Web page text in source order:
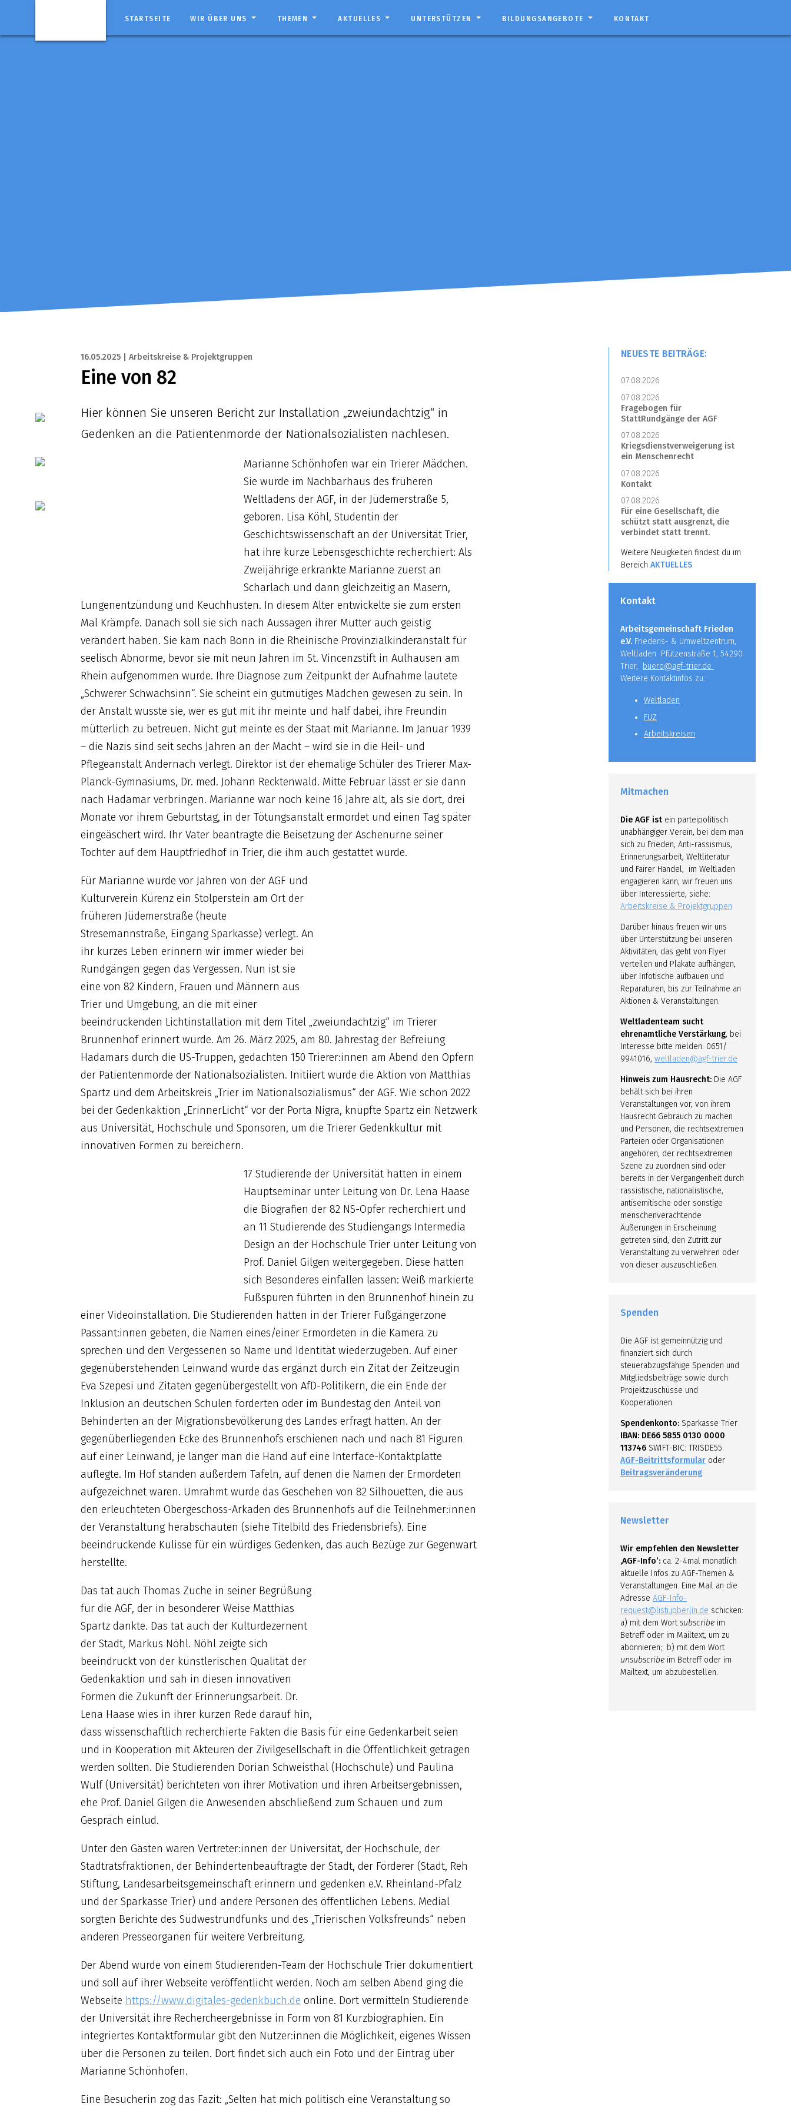
STARTSEITE WIR ÜBER UNS THEMEN AKTUELLES UNTERSTÜTZEN BILDUNGSANGEBOTE KONTAKT
16.05.2025 | Arbeitskreise & Projektgruppen
Eine von 82
Hier können Sie unseren Bericht zur Installation „zweiundachtzig“ in
Gedenken an die Patientenmorde der Nationalsozialisten nachlesen.
Marianne Schönhofen war ein Trierer Mädchen.
Sie wurde im Nachbarhaus des früheren
Weltladens der AGF, in der Jüdemerstraße 5,
geboren. Lisa Köhl, Studentin der
Geschichtswissenschaft an der Universität Trier,
hat ihre kurze Lebensgeschichte recherchiert: Als
Zweijährige erkrankte Marianne zuerst an
Scharlach und dann gleichzeitig an Masern,
Lungenentzündung und Keuchhusten. In diesem Alter entwickelte sie zum ersten
Mal Krämpfe. Danach soll sie sich nach Aussagen ihrer Mutter auch geistig
verändert haben. Sie kam nach Bonn in die Rheinische Provinzialkinderanstalt für
seelisch Abnorme, bevor sie mit neun Jahren im St. Vincenzstift in Aulhausen am
Rhein aufgenommen wurde. Ihre Diagnose zum Zeitpunkt der Aufnahme lautete
„Schwerer Schwachsinn“. Sie scheint ein gutmütiges Mädchen gewesen zu sein. In
der Anstalt wusste sie, wer es gut mit ihr meinte und half dabei, ihre Freundin
mütterlich zu betreuen. Nicht gut meinte es der Staat mit Marianne. Im Januar 1939
– die Nazis sind seit sechs Jahren an der Macht – wird sie in die Heil- und
Pflegeanstalt Andernach verlegt. Direktor ist der ehemalige Schüler des Trierer Max-
Planck-Gymnasiums, Dr. med. Johann Recktenwald. Mitte Februar lässt er sie dann
nach Hadamar verbringen. Marianne war noch keine 16 Jahre alt, als sie dort, drei
Monate vor ihrem Geburtstag, in der Tötungsanstalt ermordet und einen Tag später
eingeäschert wird. Ihr Vater beantragte die Beisetzung der Aschenurne seiner
Tochter auf dem Hauptfriedhof in Trier, die ihm auch gestattet wurde.
Für Marianne wurde vor Jahren von der AGF und
Kulturverein Kürenz ein Stolperstein am Ort der
früheren Jüdemerstraße (heute
Stresemannstraße, Eingang Sparkasse) verlegt. An
ihr kurzes Leben erinnern wir immer wieder bei
Rundgängen gegen das Vergessen. Nun ist sie
eine von 82 Kindern, Frauen und Männern aus
Trier und Umgebung, an die mit einer
beeindruckenden Lichtinstallation mit dem Titel „zweiundachtzig“ im Trierer
Brunnenhof erinnert wurde. Am 26. März 2025, am 80. Jahrestag der Befreiung
Hadamars durch die US-Truppen, gedachten 150 Trierer:innen am Abend den Opfern
der Patientenmorde der Nationalsozialisten. Initiiert wurde die Aktion von Matthias
Spartz und dem Arbeitskreis „Trier im Nationalsozialismus“ der AGF. Wie schon 2022
bei der Gedenkaktion „ErinnerLicht“ vor der Porta Nigra, knüpfte Spartz ein Netzwerk
aus Universität, Hochschule und Sponsoren, um die Trierer Gedenkkultur mit
innovativen Formen zu bereichern.
17 Studierende der Universität hatten in einem
Hauptseminar unter Leitung von Dr. Lena Haase
die Biografien der 82 NS-Opfer recherchiert und
an 11 Studierende des Studiengangs Intermedia
Design an der Hochschule Trier unter Leitung von
Prof. Daniel Gilgen weitergegeben. Diese hatten
sich Besonderes einfallen lassen: Weiß markierte
Fußspuren führten in den Brunnenhof hinein zu
einer Videoinstallation. Die Studierenden hatten in der Trierer Fußgängerzone
Passant:innen gebeten, die Namen eines/einer Ermordeten in die Kamera zu
sprechen und den Vergessenen so Name und Identität wiederzugeben. Auf einer
gegenüberstehenden Leinwand wurde das ergänzt durch ein Zitat der Zeitzeugin
Eva Szepesi und Zitaten gegenübergestellt von AfD-Politikern, die ein Ende der
Inklusion an deutschen Schulen forderten oder im Bundestag den Anteil von
Behinderten an der Migrationsbevölkerung des Landes erfragt hatten. An der
gegenüberliegenden Ecke des Brunnenhofs erschienen nach und nach 81 Figuren
auf einer Leinwand, je länger man die Hand auf eine Interface-Kontaktplatte
auflegte. Im Hof standen außerdem Tafeln, auf denen die Namen der Ermordeten
aufgezeichnet waren. Umrahmt wurde das Geschehen von 82 Silhouetten, die aus
den erleuchteten Obergeschoss-Arkaden des Brunnenhofs auf die Teilnehmer:innen
der Veranstaltung herabschauten (siehe Titelbild des Friedensbriefs). Eine
beeindruckende Kulisse für ein würdiges Gedenken, das auch Bezüge zur Gegenwart
herstellte.
Das tat auch Thomas Zuche in seiner Begrüßung
für die AGF, der in besonderer Weise Matthias
Spartz dankte. Das tat auch der Kulturdezernent
der Stadt, Markus Nöhl. Nöhl zeigte sich
beeindruckt von der künstlerischen Qualität der
Gedenkaktion und sah in diesen innovativen
Formen die Zukunft der Erinnerungsarbeit. Dr.
Lena Haase wies in ihrer kurzen Rede darauf hin,
dass wissenschaftlich recherchierte Fakten die Basis für eine Gedenkarbeit seien
und in Kooperation mit Akteuren der Zivilgesellschaft in die Öffentlichkeit getragen
werden sollten. Die Studierenden Dorian Schweisthal (Hochschule) und Paulina
Wulf (Universität) berichteten von ihrer Motivation und ihren Arbeitsergebnissen,
ehe Prof. Daniel Gilgen die Anwesenden abschließend zum Schauen und zum
Gespräch einlud.
Unter den Gästen waren Vertreter:innen der Universität, der Hochschule, der
Stadtratsfraktionen, der Behindertenbeauftragte der Stadt, der Förderer (Stadt, Reh
Stiftung, Landesarbeitsgemeinschaft erinnern und gedenken e.V. Rheinland-Pfalz
und der Sparkasse Trier) und andere Personen des öffentlichen Lebens. Medial
sorgten Berichte des Südwestrundfunks und des „Trierischen Volksfreunds“ neben
anderen Presseorganen für weitere Verbreitung.
Der Abend wurde von einem Studierenden-Team der Hochschule Trier dokumentiert
und soll auf ihrer Webseite veröffentlicht werden. Noch am selben Abend ging die
Webseite https://www.digitales-gedenkbuch.de online. Dort vermitteln Studierende
der Universität ihre Rechercheergebnisse in Form von 81 Kurzbiographien. Ein
integriertes Kontaktformular gibt den Nutzer:innen die Möglichkeit, eigenes Wissen
über die Personen zu teilen. Dort findet sich auch ein Foto und der Eintrag über
Marianne Schönhofen.
Eine Besucherin zog das Fazit: „Selten hat mich politisch eine Veranstaltung so
NEUESTE BEITRÄGE:
07.08.2026
07.08.2026
Fragebogen für
StattRundgänge der AGF
07.08.2026
Kriegsdienstverweigerung ist
ein Menschenrecht
07.08.2026
Kontakt
07.08.2026
Für eine Gesellschaft, die
schützt statt ausgrenzt, die
verbindet statt trennt.
Weitere Neuigkeiten findest du im
Bereich AKTUELLES
Kontakt
Arbeitsgemeinschaft Frieden
e.V. Friedens- & Umweltzentrum,
Weltladen Pfützenstraße 1, 54290
Trier,
buero@agf-trier.de
Weitere Kontaktinfos zu:
Weltladen
FUZ
Arbeitskreisen
Mitmachen
Die AGF ist ein parteipolitisch
unabhängiger Verein, bei dem man
sich zu Frieden, Anti-rassismus,
Erinnerungsarbeit, Weltliteratur
und Fairer Handel, im Weltladen
engagieren kann, wir freuen uns
über Interessierte, siehe:
Arbeitskreise & Projektgruppen
Darüber hinaus freuen wir uns
über Unterstützung bei unseren
Aktivitäten, das geht von Flyer
verteilen und Plakate aufhängen,
über Infotische aufbauen und
Reparaturen, bis zur Teilnahme an
Aktionen & Veranstaltungen.
Weltladenteam sucht
ehrenamtliche Verstärkung, bei
Interesse bitte melden: 0651/
9941016, weltladen@agf-trier.de
Hinweis zum Hausrecht: Die AGF
behält sich bei ihren
Veranstaltungen vor, von ihrem
Hausrecht Gebrauch zu machen
und Personen, die rechtsextremen
Parteien oder Organisationen
angehören, der rechtsextremen
Szene zu zuordnen sind oder
bereits in der Vergangenheit durch
rassistische, nationalistische,
antisemitische oder sonstige
menschenverachtende
Äußerungen in Erscheinung
getreten sind, den Zutritt zur
Veranstaltung zu verwehren oder
von dieser auszuschließen.
Spenden
Die AGF ist gemeinnützig und
finanziert sich durch
steuerabzugsfähige Spenden und
Mitgliedsbeiträge sowie durch
Projektzuschüsse und
Kooperationen.
Spendenkonto: Sparkasse Trier
IBAN: DE66 5855 0130 0000
113746 SWIFT-BIC: TRISDE55.
AGF-Beitrittsformular oder
Beitragsveränderung
Newsletter
Wir empfehlen den Newsletter
‚AGF-Info‘: ca. 2-4mal monatlich
aktuelle Infos zu AGF-Themen &
Veranstaltungen. Eine Mail an die
Adresse AGF-Info-
request@listi.jpberlin.de schicken:
a) mit dem Wortsubscribe im
Betreff oder im Mailtext, um zu
abonnieren; b) mit dem Wort
unsubscribe im Betreff oder im
Mailtext, um abzubestellen.